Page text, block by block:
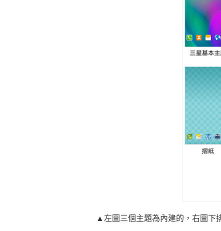
▲左圖三個主題為內建的，右圖下